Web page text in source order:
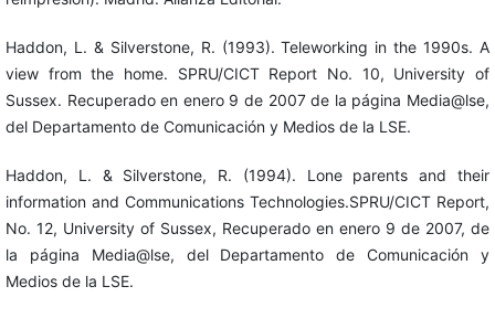
Haddon, L. & Silverstone, R. (1993). Teleworking in the 1990s. A
view from the home. SPRU/CICT Report No. 10, University of
Sussex. Recuperado en enero 9 de 2007 de la página Media@lse,
del Departamento de Comunicación y Medios de la LSE.
Haddon, L. & Silverstone, R. (1994). Lone parents and their
information and Communications Technologies.SPRU/CICT Report,
No. 12, University of Sussex, Recuperado en enero 9 de 2007, de
la página Media@lse, del Departamento de Comunicación y
Medios de la LSE.